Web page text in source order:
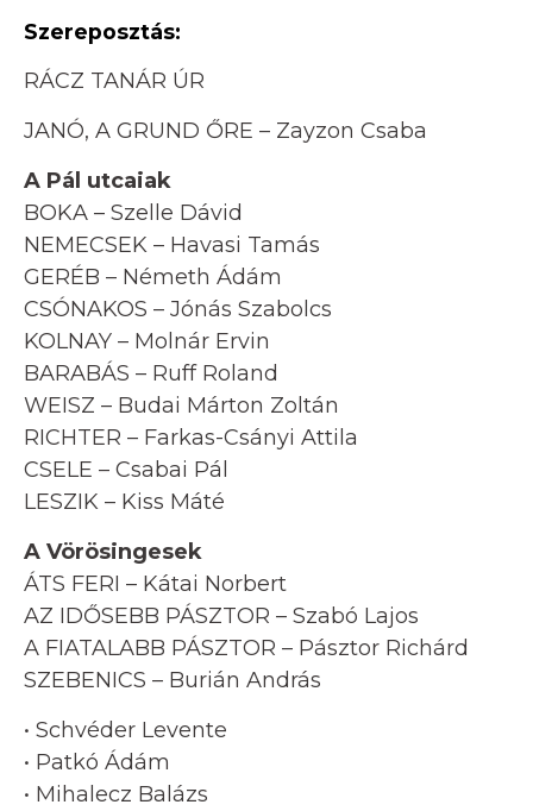
Szereposztás:
RÁCZ TANÁR ÚR
JANÓ, A GRUND ŐRE – Zayzon Csaba
A Pál utcaiak
BOKA – Szelle Dávid
NEMECSEK – Havasi Tamás
GERÉB – Németh Ádám
CSÓNAKOS – Jónás Szabolcs
KOLNAY – Molnár Ervin
BARABÁS – Ruff Roland
WEISZ – Budai Márton Zoltán
RICHTER – Farkas-Csányi Attila
CSELE – Csabai Pál
LESZIK – Kiss Máté
A Vörösingesek
ÁTS FERI – Kátai Norbert
AZ IDŐSEBB PÁSZTOR – Szabó Lajos
A FIATALABB PÁSZTOR – Pásztor Richárd
SZEBENICS – Burián András
• Schvéder Levente
• Patkó Ádám
• Mihalecz Balázs